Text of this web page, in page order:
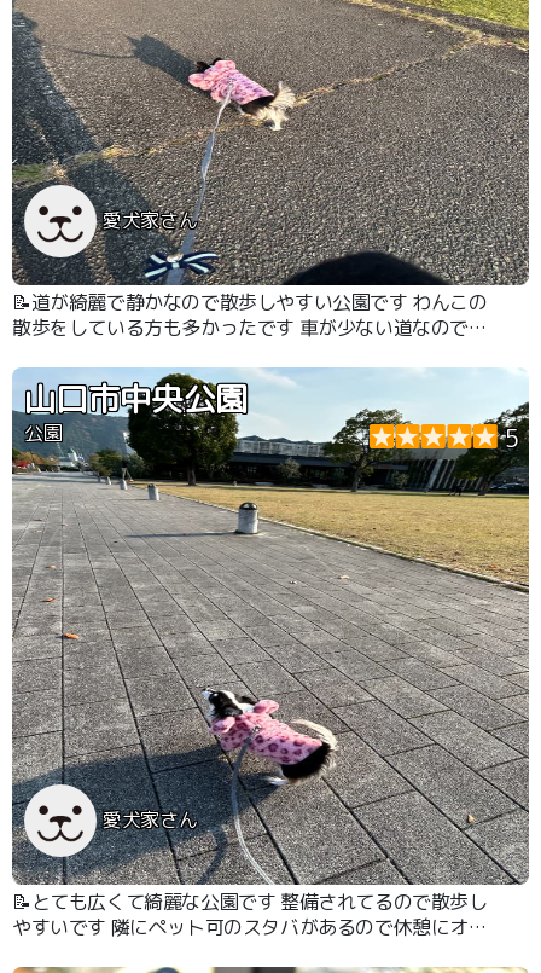
愛犬家さん
📝道が綺麗で静かなので散歩しやすい公園です わんこの
散歩をしている方も多かったです 車が少ない道なので安
山口市中央公園
公園 5
愛犬家さん
📝とても広くて綺麗な公園です 整備されてるので散歩し
やすいです 隣にペット可のスタバがあるので休憩にオス